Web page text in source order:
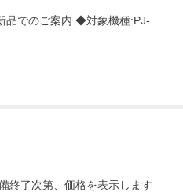
品でのご案内 ◆対象機種:PJ-
終了次第、価格を表示します